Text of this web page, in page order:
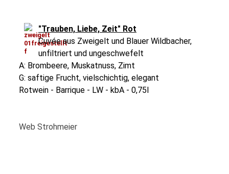
"Trauben, Liebe, Zeit" Rot
Cuvée aus Zweigelt und Blauer Wildbacher,
unfiltriert und ungeschwefelt
A: Brombeere, Muskatnuss, Zimt
G: saftige Frucht, vielschichtig, elegant
Rotwein - Barrique - LW - kbA - 0,75l
Web Strohmeier